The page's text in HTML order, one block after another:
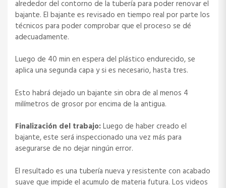
alrededor del contorno de la tubería para poder renovar el
bajante. El bajante es revisado en tiempo real por parte los
técnicos para poder comprobar que el proceso se dé
adecuadamente.
Luego de 40 min en espera del plástico endurecido, se
aplica una segunda capa y si es necesario, hasta tres.
Esto habrá dejado un bajante sin obra de al menos 4
milímetros de grosor por encima de la antigua.
Finalización del trabajo:Luego de haber creado el
bajante, este será inspeccionado una vez más para
asegurarse de no dejar ningún error.
El resultado es una tubería nueva y resistente con acabado
suave que impide el acumulo de materia futura. Los videos